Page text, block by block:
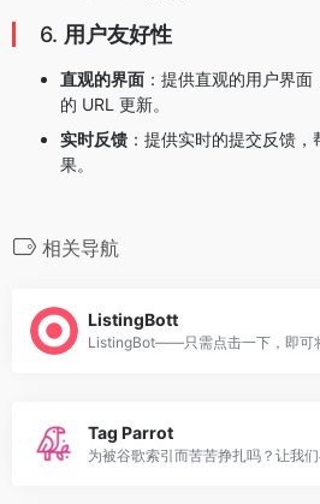
6. 用户友好性
直观的界面 ：提供直观的用户界
的 URL 更新。
实时反馈 ：提供实时的提交反馈
果。
相关导航
ListingBott
Tag Parrot